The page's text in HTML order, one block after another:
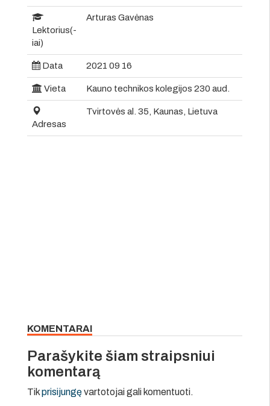
Lektorius(-
iai)
Arturas Gavėnas
Data 2021 09 16
Vieta Kauno technikos kolegijos 230 aud.
Adresas
Tvirtovės al. 35, Kaunas, Lietuva
KOMENTARAI
Parašykite šiam straipsniui
komentarą
Tikprisijungęvartotojai gali komentuoti.